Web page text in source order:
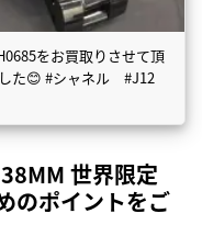
をお買取りさせて頂
た😊 #シャネル #J12
世界限定
のポイントをご